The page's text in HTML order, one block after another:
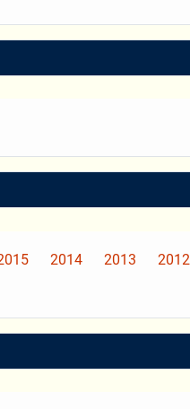
2014 2013 2012